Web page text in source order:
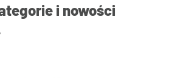
i nowości